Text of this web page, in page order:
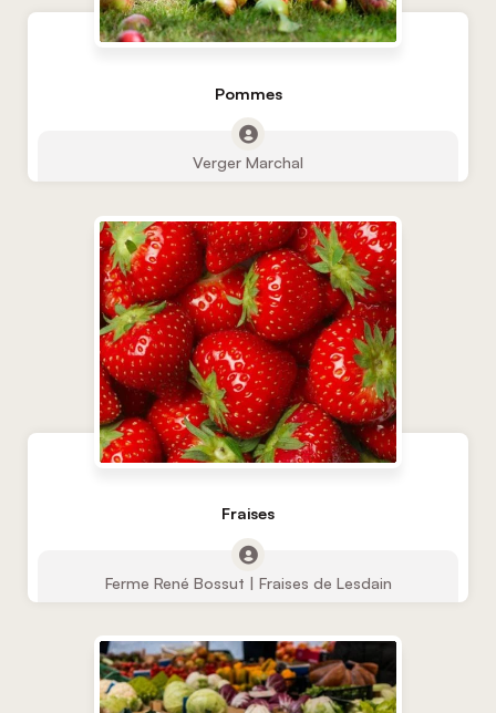
Pommes
Verger Marchal
Fraises
Ferme René Bossut | Fraises de Lesdain